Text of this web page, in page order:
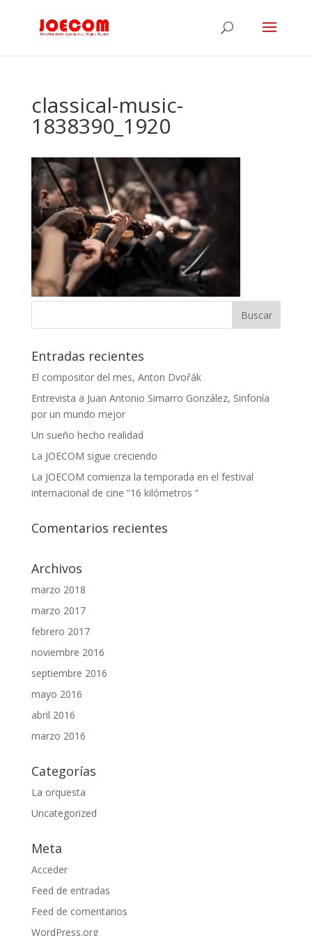
classical-music-
1838390_1920
Entradas recientes
El compositor del mes, Anton Dvořák
Entrevista a Juan Antonio Simarro González, Sinfonía
por un mundo mejor
Un sueño hecho realidad
La JOECOM sigue creciendo
La JOECOM comienza la temporada en el festival
internacional de cine “16 kilómetros “
Comentarios recientes
Archivos
marzo 2018
marzo 2017
febrero 2017
noviembre 2016
septiembre 2016
mayo 2016
abril 2016
marzo 2016
Categorías
La orquesta
Uncategorized
Meta
Acceder
Feed de entradas
Feed de comentarios
WordPress.org